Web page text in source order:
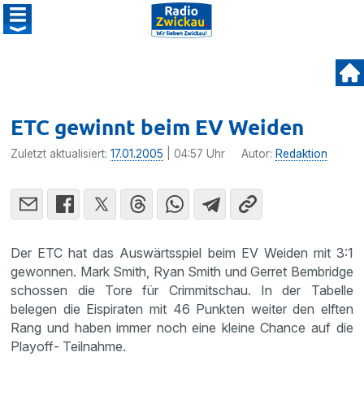
ETC gewinnt beim EV Weiden
Zuletzt aktualisiert:17.01.2005 | 04:57 Uhr Autor: Redaktion
Der ETC hat das Auswärts­spiel beim EV Weiden mit 3:1
gewonnen. Mark Smith, Ryan Smith und Gerret Bembridge
schossen die Tore für Crimmit­schau. In der Tabelle
belegen die Eispi­raten mit 46 Punkten weiter den elften
Rang und haben immer noch eine kleine Chance auf die
Playoff- Teilnahme.